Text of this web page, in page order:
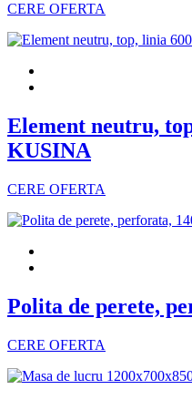
CERE OFERTA
Element neutru,
KUSINA
CERE OFERTA
Polita de perete,
CERE OFERTA